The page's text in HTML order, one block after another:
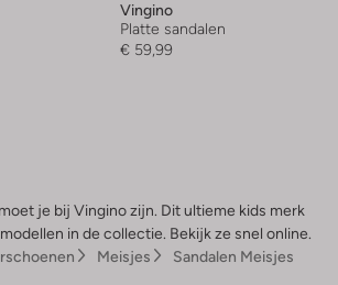
Vingino
Platte sandalen
€ 59,99
je bij Vingino zijn. Dit ultieme kids merk
in de collectie. Bekijk ze snel online.
Meisjes Sandalen Meisjes